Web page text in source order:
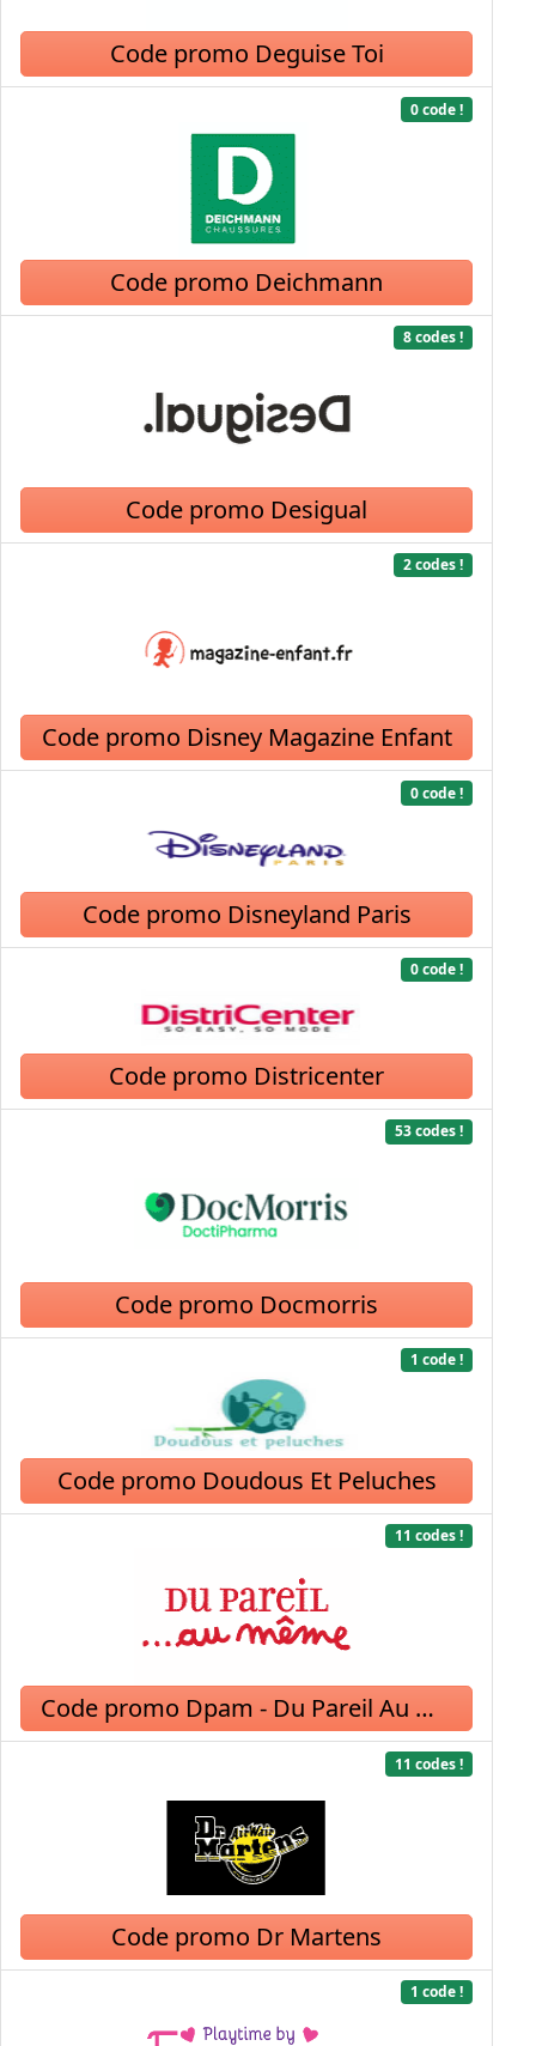
Code promo Deguise Toi
0 code !
Code promo Deichmann
8 codes !
Code promo Desigual
2 codes !
Code promo Disney Magazine Enfant
0 code !
Code promo Disneyland Paris
0 code !
Code promo Districenter
53 codes !
Code promo Docmorris
1 code !
Code promo Doudous Et Peluches
11 codes !
Code promo Dpam - Du Pareil Au Même
11 codes !
Code promo Dr Martens
1 code !